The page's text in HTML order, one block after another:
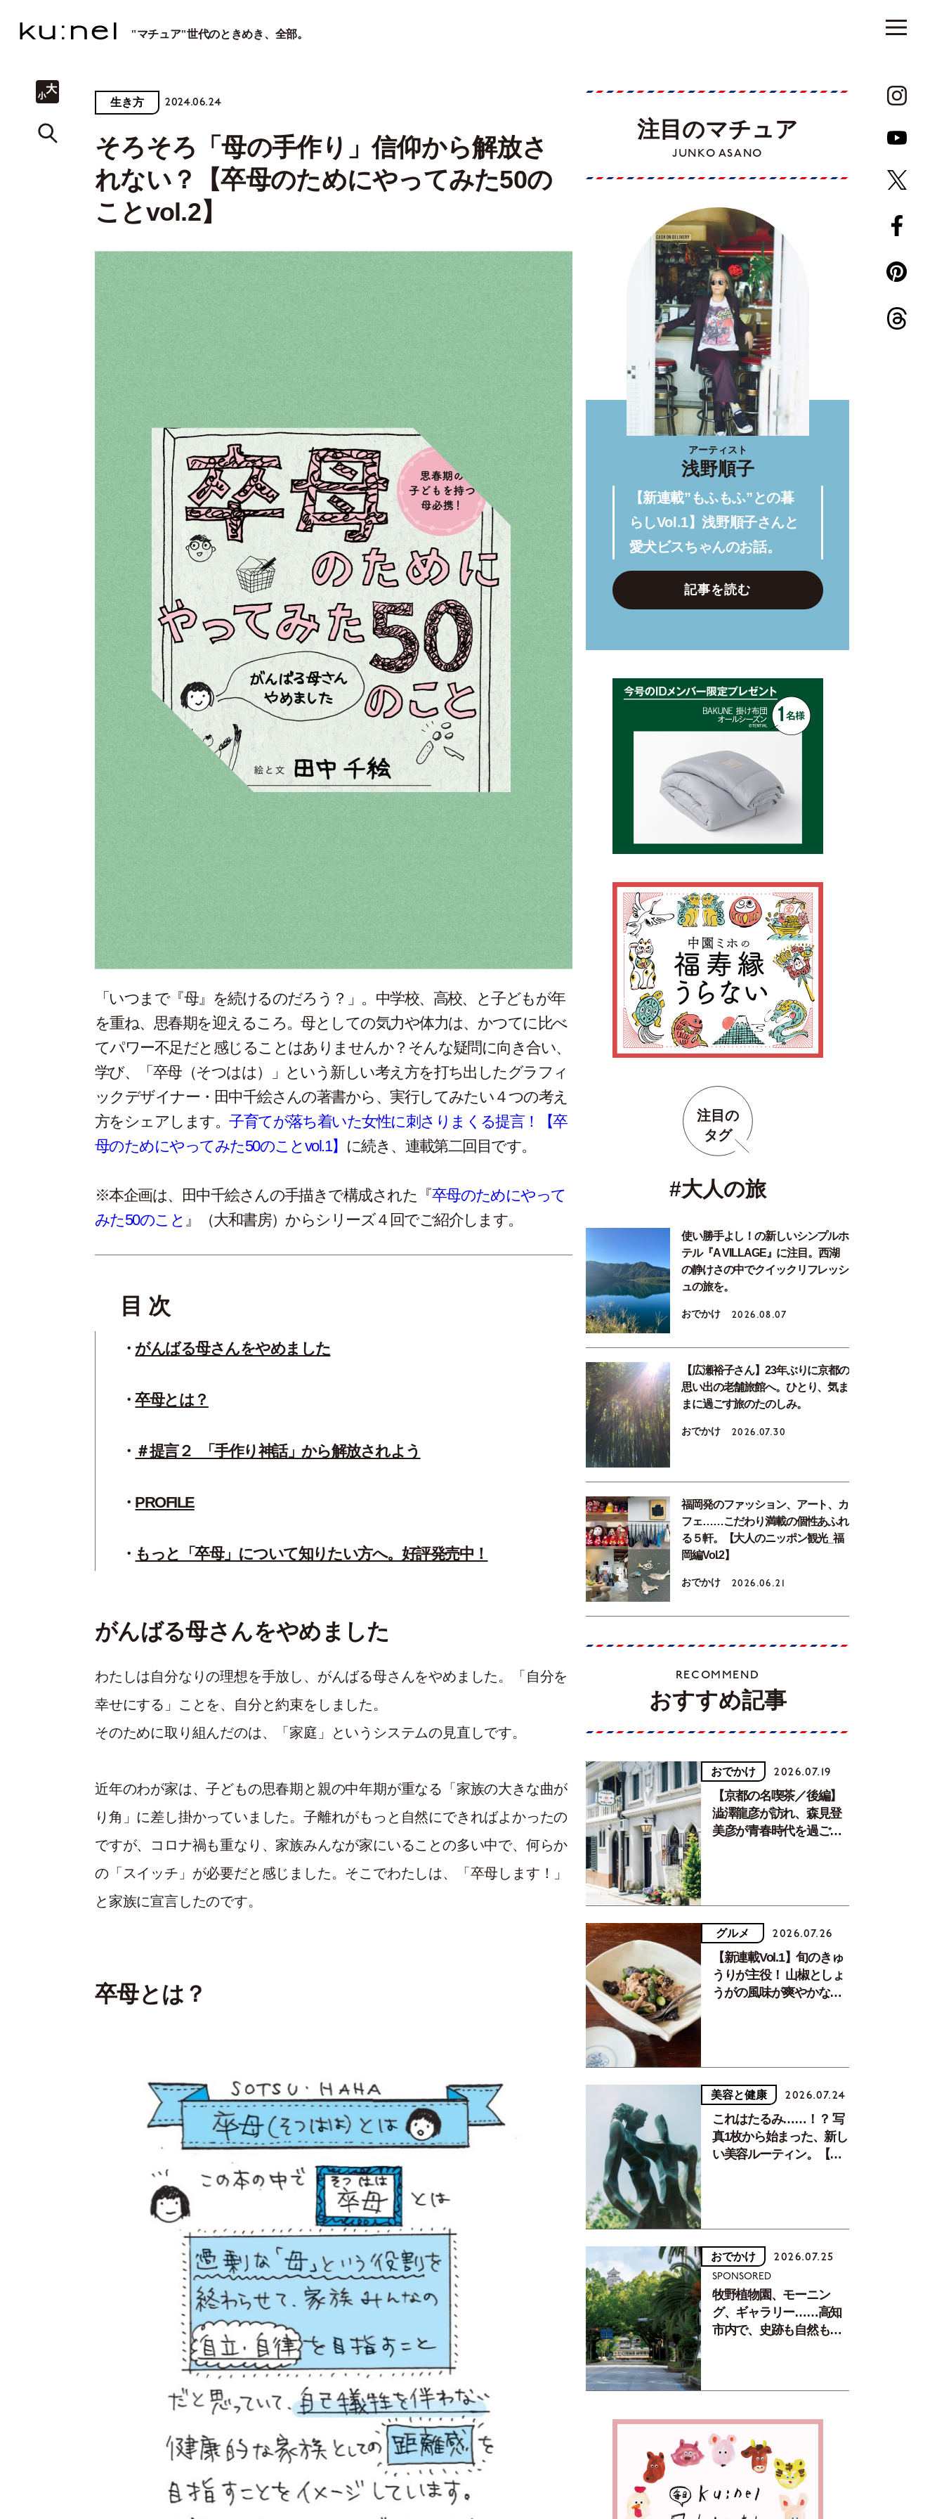
"マチュア"世代のときめき、全部。
生き方 2024.06.24
そろそろ「母の手作り」信仰から解放さ
れない？【卒母のためにやってみた50の
ことvol.2】
「いつまで『母』を続けるのだろう？」。中学校、高校、と子どもが年
を重ね、思春期を迎えるころ。母としての気力や体力は、かつてに比べ
てパワー不足だと感じることはありませんか？そんな疑問に向き合い、
学び、「卒母（そつはは）」という新しい考え方を打ち出したグラフィ
ックデザイナー・田中千絵さんの著書から、実行してみたい４つの考え
方をシェアします。子育てが落ち着いた女性に刺さりまくる提言！【卒
母のためにやってみた50のことvol.1】 に続き、連載第二回目です。
※本企画は、田中千絵さんの手描きで構成された『卒母のためにやって
みた50のこと 』（大和書房）からシリーズ４回でご紹介します。
目 次
がんばる母さんをやめました
卒母とは？
＃提言２_「手作り神話」から解放されよう
PROFILE
もっと「卒母」について知りたい方へ。好評発売中！
がんばる母さんをやめました
わたしは自分なりの理想を手放し、がんばる母さんをやめました。「自分を
幸せにする」ことを、自分と約束をしました。
そのために取り組んだのは、「家庭」というシステムの見直しです。
近年のわが家は、子どもの思春期と親の中年期が重なる「家族の大きな曲が
り角」に差し掛かっていました。子離れがもっと自然にできればよかったの
ですが、コロナ禍も重なり、家族みんなが家にいることの多い中で、何らか
の「スイッチ」が必要だと感じました。そこでわたしは、「卒母します！」
と家族に宣言したのです。
卒母とは？
注目のマチュア
JUNKO ASANO
アーティスト
浅野順子
【新連載”もふもふ”との暮
らしVol.1】浅野順子さんと
愛犬ビスちゃんのお話。
記事を読む
注目の
タグ
#大人の旅
使い勝手よし！の新しいシンプルホ
テル『A VILLAGE』に注目。西湖
の静けさの中でクイックリフレッシ
ュの旅を。
おでかけ 2026.08.07
【広瀬裕子さん】23年ぶりに京都の
思い出の老舗旅館へ。ひとり、気ま
まに過ごす旅のたのしみ。
おでかけ 2026.07.30
福岡発のファッション、アート、カ
フェ……こだわり満載の個性あふれ
る５軒。【大人のニッポン観光_福
岡編Vol.2】
おでかけ 2026.06.21
RECOMMEND
おすすめ記事
おでかけ 2026.07.19
【京都の名喫茶／後編】
澁澤龍彦が訪れ、森見登
美彦が青春時代を過ごし
グルメ 2026.07.26
【新連載Vol.1】旬のきゅ
うりが主役！ 山椒としょ
うがの風味が爽やかな、
美容と健康 2026.07.24
これはたるみ……！？ 写
真1枚から始まった、新し
い美容ルーティン。【中
おでかけ 2026.07.25
SPONSORED
牧野植物園、モーニン
グ、ギャラリー……高知
市内で、史跡も自然もグ